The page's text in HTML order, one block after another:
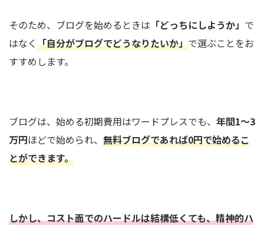
そのため、ブログを始めるときは 「どっちにしようか」 で
はなく「自分がブログでどうなりたいか」で選ぶことをお
すすめします。
ブログは、始める初期費用はワードプレスでも、 年間1～3
万円ほどで始められ、 無料ブログであれば0円で始めるこ
とができます。
しかし、コスト面でのハードルは結構低くても、精神的ハ